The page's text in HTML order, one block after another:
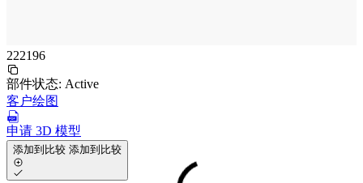
222196
部件状态: Active
客户绘图
申请 3D 模型
添加到比较 添加到比较